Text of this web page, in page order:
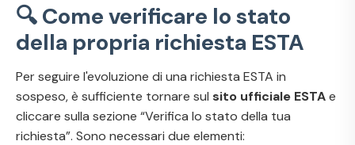
🔍 Come verificare lo stato
della propria richiesta ESTA
Per seguire l'evoluzione di una richiesta ESTA in
sospeso, è sufficiente tornare sul sito ufficiale ESTAe
cliccare sulla sezione “Verifica lo stato della tua
richiesta”. Sono necessari due elementi: